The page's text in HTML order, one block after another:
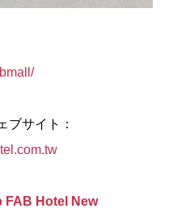
ブサイト：
FAB Hotel New